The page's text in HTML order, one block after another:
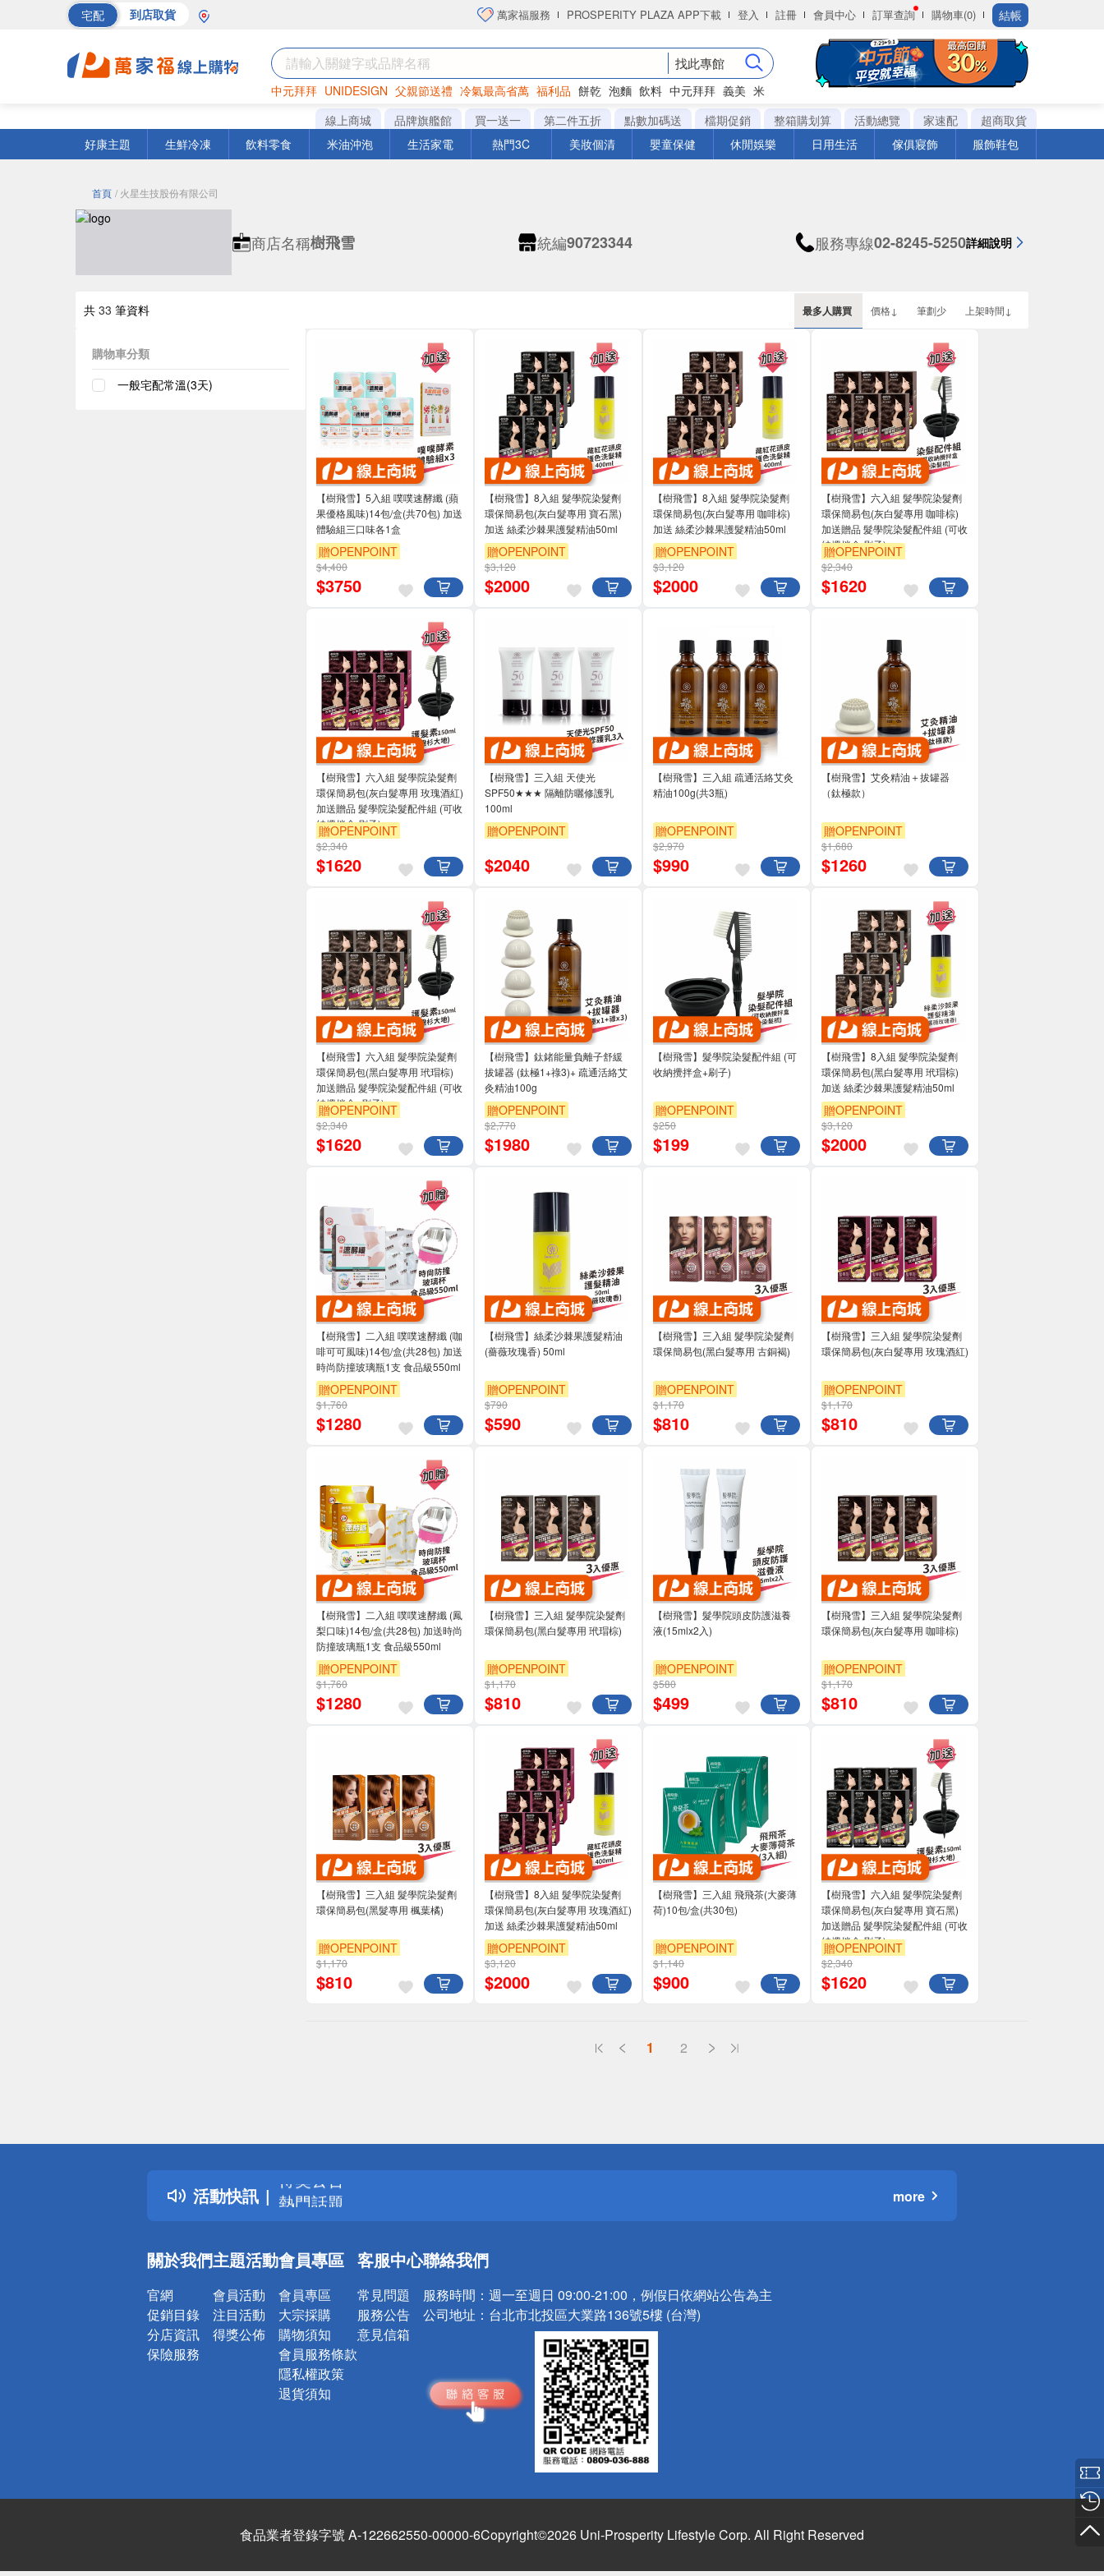
宅配 到店取貨 萬家福服務 PROSPERITY PLAZA APP下載 登入 註冊 會員中心 訂單查詢 購物車(0) 結帳
找此專館
中元拜拜 UNIDESIGN 父親節送禮 冷氣最高省萬 福利品 餅乾 泡麵 飲料 中元拜拜 義美 米
罐頭 海苔 洋芋片
線上商城 品牌旗艦館 買一送一 第二件五折 點數加碼送 檔期促銷 整箱購划算 活動總覽 家速配
超商取貨
好康主題
生鮮冷凍 飲料零食 米油沖泡 生活家電 熱門3C 美妝個清 嬰童保健 休閒娛樂 日用生活 傢俱寢飾 服飾鞋包
首頁 / 火星生技股份有限公司
商店名稱樹飛雪 統編90723344 服務專線02-8245-5250詳細說明
共 33 筆資料 最多人購買 價格↓ 筆劃少 上架時間↓
購物車分類
一般宅配常溫(3天)
【樹飛雪】5入組 噗噗速酵纖 (蘋
果優格風味)14包/盒(共70包) 加送
體驗組三口味各1盒
贈OPENPOINT
$4,400
$3750
【樹飛雪】8入組 髮學院染髮劑
環保簡易包(灰白髮專用 寶石黑)
加送 絲柔沙棘果護髮精油50ml
贈OPENPOINT
$3,120
$2000
【樹飛雪】8入組 髮學院染髮劑
環保簡易包(灰白髮專用 咖啡棕)
加送 絲柔沙棘果護髮精油50ml
贈OPENPOINT
$3,120
$2000
【樹飛雪】六入組 髮學院染髮劑
環保簡易包(灰白髮專用 咖啡棕)
加送贈品 髮學院染髮配件組 (可收
納攪拌盒 刷子)
贈OPENPOINT
$2,340
$1620
【樹飛雪】六入組 髮學院染髮劑
環保簡易包(灰白髮專用 玫瑰酒紅)
加送贈品 髮學院染髮配件組 (可收
納攪拌盒 刷子)
贈OPENPOINT
$2,340
$1620
【樹飛雪】三入組 天使光
SPF50★★★ 隔離防曬修護乳
100ml
贈OPENPOINT
$2040
【樹飛雪】三入組 疏通活絡艾灸
精油100g(共3瓶)
贈OPENPOINT
$2,970
$990
【樹飛雪】艾灸精油＋拔罐器
（鈦極款）
贈OPENPOINT
$1,680
$1260
【樹飛雪】六入組 髮學院染髮劑
環保簡易包(黑白髮專用 玳瑁棕)
加送贈品 髮學院染髮配件組 (可收
納攪拌盒+刷子)
贈OPENPOINT
$2,340
$1620
【樹飛雪】鈦鍺能量負離子舒緩
拔罐器 (鈦極1+祿3)+ 疏通活絡艾
灸精油100g
贈OPENPOINT
$2,770
$1980
【樹飛雪】髮學院染髮配件組 (可
收納攪拌盒+刷子)
贈OPENPOINT
$250
$199
【樹飛雪】8入組 髮學院染髮劑
環保簡易包(黑白髮專用 玳瑁棕)
加送 絲柔沙棘果護髮精油50ml
贈OPENPOINT
$3,120
$2000
【樹飛雪】二入組 噗噗速酵纖 (咖
啡可可風味)14包/盒(共28包) 加送
時尚防撞玻璃瓶1支 食品級550ml
贈OPENPOINT
$1,760
$1280
【樹飛雪】絲柔沙棘果護髮精油
(薔薇玫瑰香) 50ml
贈OPENPOINT
$790
$590
【樹飛雪】三入組 髮學院染髮劑
環保簡易包(黑白髮專用 古銅褐)
贈OPENPOINT
$1,170
$810
【樹飛雪】三入組 髮學院染髮劑
環保簡易包(灰白髮專用 玫瑰酒紅)
贈OPENPOINT
$1,170
$810
【樹飛雪】二入組 噗噗速酵纖 (鳳
梨口味)14包/盒(共28包) 加送時尚
防撞玻璃瓶1支 食品級550ml
贈OPENPOINT
$1,760
$1280
【樹飛雪】三入組 髮學院染髮劑
環保簡易包(黑白髮專用 玳瑁棕)
贈OPENPOINT
$1,170
$810
【樹飛雪】髮學院頭皮防護滋養
液(15mlx2入)
贈OPENPOINT
$580
$499
【樹飛雪】三入組 髮學院染髮劑
環保簡易包(灰白髮專用 咖啡棕)
贈OPENPOINT
$1,170
$810
【樹飛雪】三入組 髮學院染髮劑
環保簡易包(黑髮專用 楓葉橘)
贈OPENPOINT
$1,170
$810
【樹飛雪】8入組 髮學院染髮劑
環保簡易包(灰白髮專用 玫瑰酒紅)
加送 絲柔沙棘果護髮精油50ml
贈OPENPOINT
$3,120
$2000
【樹飛雪】三入組 飛飛茶(大麥薄
荷)10包/盒(共30包)
贈OPENPOINT
$1,140
$900
【樹飛雪】六入組 髮學院染髮劑
環保簡易包(灰白髮專用 寶石黑)
加送贈品 髮學院染髮配件組 (可收
納攪拌盒 刷子)
贈OPENPOINT
$2,340
$1620
1 2
活動快訊
詐騙網頁！請小心！
得獎公告
熱門話題
銀行優惠
詐騙網頁！請小心！
more
關於我們
官網
促銷目錄
分店資訊
保險服務
主題活動
會員活動
注目活動
得獎公佈
會員專區
會員專區
大宗採購
購物須知
會員服務條款
隱私權政策
退貨須知
客服中心
常見問題
服務公告
意見信箱
聯絡我們
服務時間： 週一至週日 09:00-21:00，例假日依網站公告為主
公司地址： 台北市北投區大業路136號5樓 (台灣)
食品業者登錄字號 A-122662550-00000-6Copyright©2026 Uni-Prosperity Lifestyle Corp. All Right Reserved